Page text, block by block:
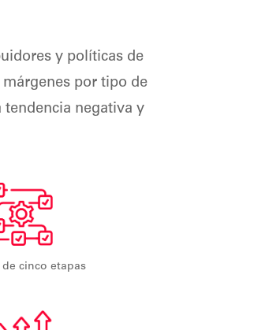
y políticas de
por tipo de
tendencia negativa y
de cinco etapas